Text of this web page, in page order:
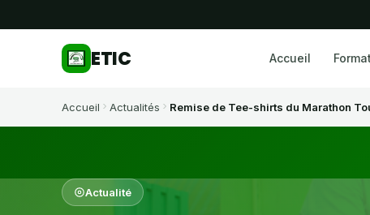
ETIC Accueil
Accueil Actualités Remise de Tee-shirts du Marathon
Actualité